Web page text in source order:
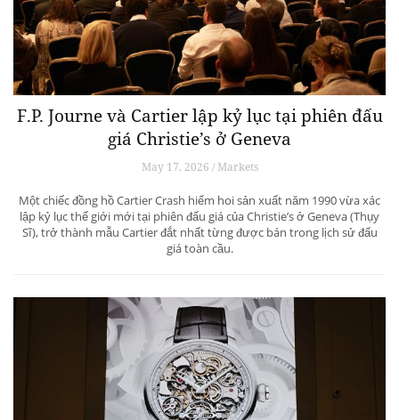
F.P. Journe và Cartier lập kỷ lục tại phiên đấu
giá Christie’s ở Geneva
May 17, 2026 / Markets
Một chiếc đồng hồ Cartier Crash hiếm hoi sản xuất năm 1990 vừa xác
lập kỷ lục thế giới mới tại phiên đấu giá của Christie’s ở Geneva (Thụy
Sĩ), trở thành mẫu Cartier đắt nhất từng được bán trong lịch sử đấu
giá toàn cầu.